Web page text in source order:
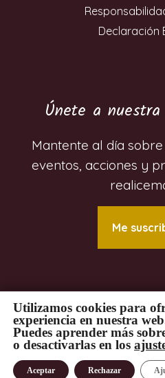
Declaración
Únete a
Mantente al día sobre
eventos, acciones y
Me
© 2024 Luzet Gestión
los derechos
Carlos
Privacidad|Aviso
Utilizamos cookies para
experiencia en nuestra
Puedes aprender más
o desactivarlas en los
Aceptar Rechazar